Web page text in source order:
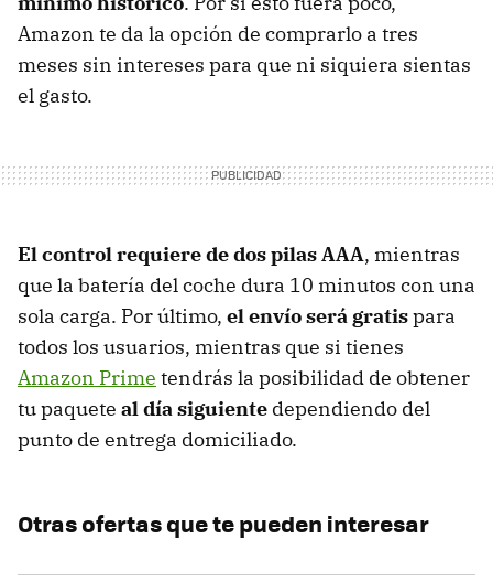
Amazon te da la opción de comprarlo a tres
meses sin intereses para que ni siquiera sientas
el gasto.
El control requiere de dos pilas AAA, mientras
que la batería del coche dura 10 minutos con una
sola carga. Por último, el envío será gratispara
todos los usuarios, mientras que si tienes
Amazon Prime tendrás la posibilidad de obtener
tu paquete al día siguiente dependiendo del
punto de entrega domiciliado.
Otras ofertas que te pueden interesar